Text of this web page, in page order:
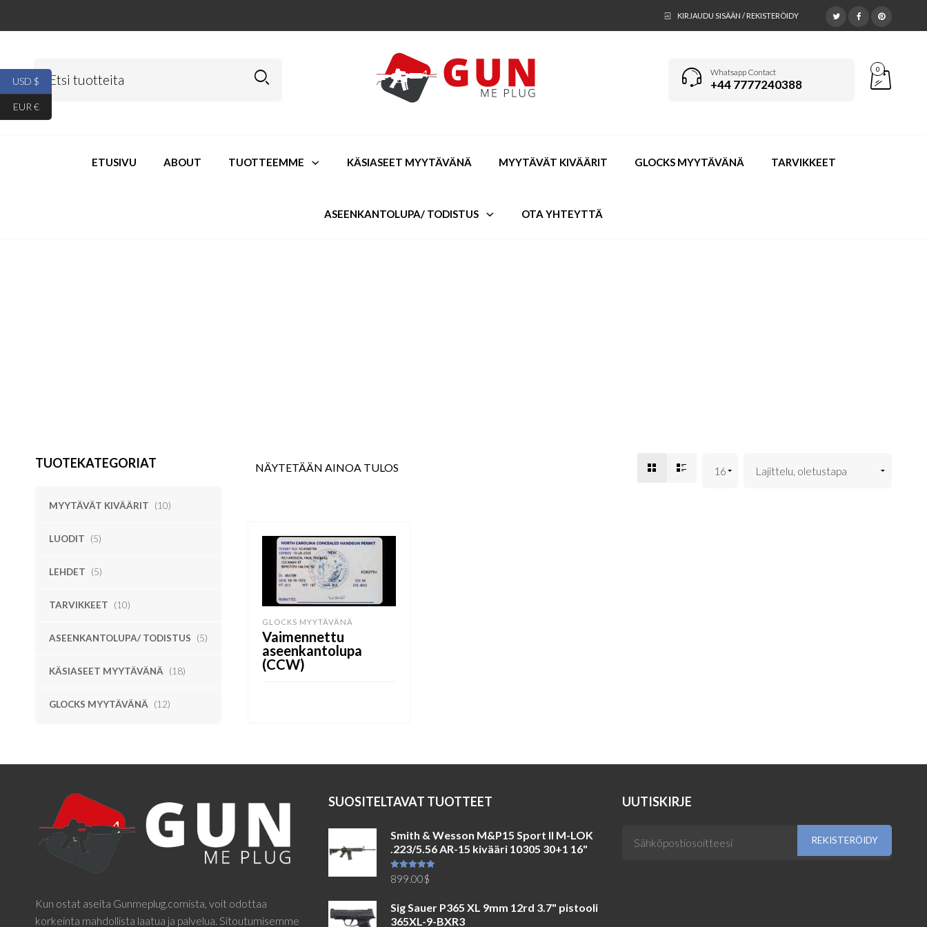
KIRJAUDU SISÄÄN / REKISTERÖIDY
Whatsapp Contact
+44 7777240388
0
ETUSIVU ABOUT TUOTTEEMME KÄSIASEET MYYTÄVÄNÄ MYYTÄVÄT KIVÄÄRIT GLOCKS MYYTÄVÄNÄ TARVIKKEET
ASEENKANTOLUPA/ TODISTUS OTA YHTEYTTÄ
TUOTEKATEGORIAT
MYYTÄVÄT KIVÄÄRIT (10)
LUODIT (5)
LEHDET (5)
TARVIKKEET (10)
ASEENKANTOLUPA/ TODISTUS (5)
KÄSIASEET MYYTÄVÄNÄ (18)
GLOCKS MYYTÄVÄNÄ (12)
NÄYTETÄÄN AINOA TULOS
GLOCKS MYYTÄVÄNÄ
Vaimennettu
aseenkantolupa
(CCW)
Kun ostat aseita Gunmeplug.comista, voit odottaa
korkeinta mahdollista laatua ja palvelua. Sitoutumisemme
SUOSITELTAVAT TUOTTEET
Smith & Wesson M&P15 Sport II M-LOK
.223/5.56 AR-15 kivääri 10305 30+1 16"
Arvostelu
tuotteesta:
899.00$
Sig Sauer P365 XL 9mm 12rd 3.7" pistooli
365XL-9-BXR3
UUTISKIRJE
USD $
EUR €